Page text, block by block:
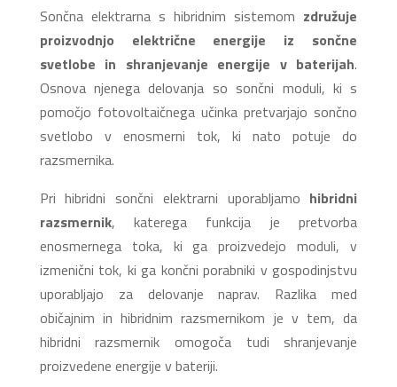
Sončna elektrarna s hibridnim sistemom združuje
proizvodnjo električne energije iz sončne
svetlobe in shranjevanje energije v baterijah.
Osnova njenega delovanja so sončni moduli, ki s
pomočjo fotovoltaičnega učinka pretvarjajo sončno
svetlobo v enosmerni tok, ki nato potuje do
razsmernika.
Pri hibridni sončni elektrarni uporabljamo hibridni
razsmernik, katerega funkcija je pretvorba
enosmernega toka, ki ga proizvedejo moduli, v
izmenični tok, ki ga končni porabniki v gospodinjstvu
uporabljajo za delovanje naprav. Razlika med
običajnim in hibridnim razsmernikom je v tem, da
hibridni razsmernik omogoča tudi shranjevanje
proizvedene energije v bateriji.